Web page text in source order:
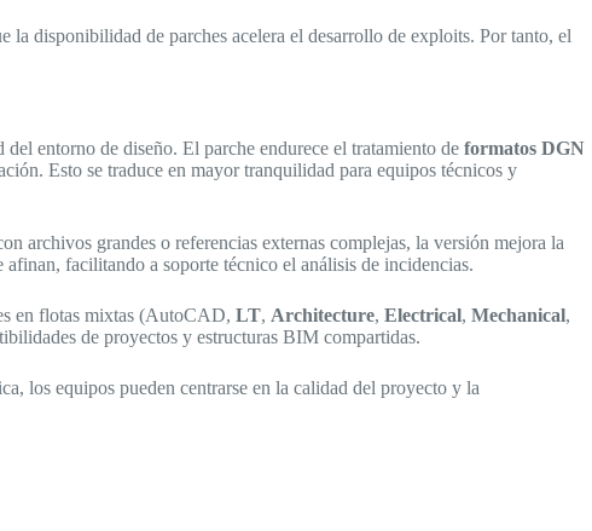
disponibilidad de parches acelera el desarrollo de exploits. Por tanto, el
entorno de diseño. El parche endurece el tratamiento de formatos DGN
Esto se traduce en mayor tranquilidad para equipos técnicos y
archivos grandes o referencias externas complejas, la versión mejora la
facilitando a soporte técnico el análisis de incidencias.
en flotas mixtas (AutoCAD, LT, Architecture, Electrical, Mechanical,
de proyectos y estructuras BIM compartidas.
los equipos pueden centrarse en la calidad del proyecto y la